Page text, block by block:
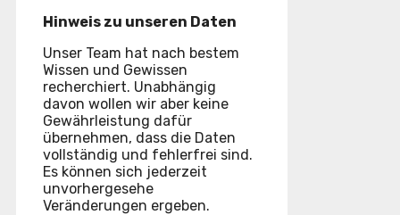
Hinweis zu unseren Daten
Unser Team hat nach bestem
Wissen und Gewissen
recherchiert. Unabhängig
davon wollen wir aber keine
Gewährleistung dafür
übernehmen, dass die Daten
vollständig und fehlerfrei sind.
Es können sich jederzeit
unvorhergesehe
Veränderungen ergeben.